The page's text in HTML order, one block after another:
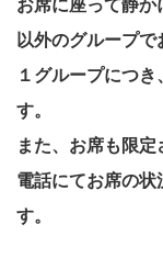
お席に座って静
以外のグループで
１グループにつき
す。
また、お席も限
電話にてお席の状
す。